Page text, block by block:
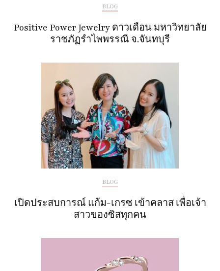
BLOG
Positive Power Jewelry ดาวเดือน มหาวิทยาลัย
ราชภัฏรำไพพรรณี จ.จันทบุรี
BLOG
เปิดประสบการณ์ แก้ม-เกรซ เข้าคลาส เพื่อเจ้า
สาวของซิสทุกคน